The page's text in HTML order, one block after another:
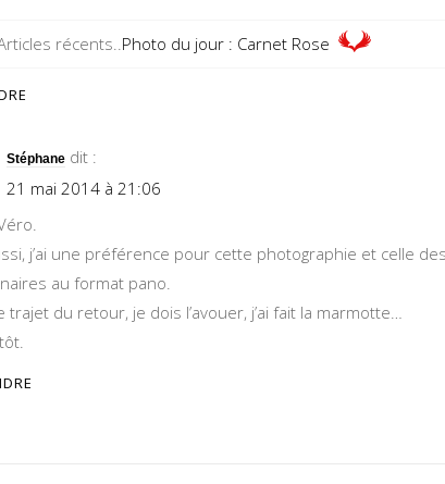
récents.. Photo du jour : Carnet Rose
Stéphane dit :
21 mai 2014 à 21:06
j’ai une préférence pour cette photographie et celle
au format pano.
trajet du retour, je dois l’avouer, j’ai fait la marmotte…